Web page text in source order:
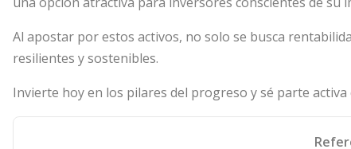
Al apostar por estos activos, no solo se busca
resilientes y sostenibles.
Invierte hoy en los pilares del progreso y sé parte